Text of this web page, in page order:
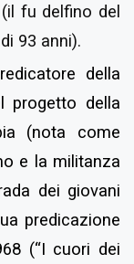
(il fu delfino del
93 anni).
della
progetto della
(nota come
e la militanza
dei giovani
predicazione
(“I cuori dei